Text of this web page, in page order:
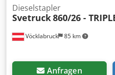
Vöcklabruck 85 km
Dieselstapler
Svetruck860/26 -
Anfragen